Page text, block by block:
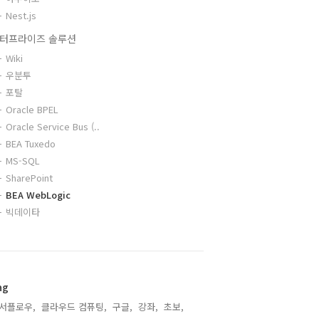
Nest.js
프라이즈 솔루션
Wiki
우분투
포탈
Oracle BPEL
Oracle Service Bus (..
BEA Tuxedo
MS-SQL
SharePoint
BEA WebLogic
빅데이타
플로우, 클라우드 컴퓨팅, 구글, 강좌, 초보,